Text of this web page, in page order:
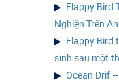
Flappy Bird
Nghiện Trên
Flappy Bird
sinh sau một
Ocean Drif